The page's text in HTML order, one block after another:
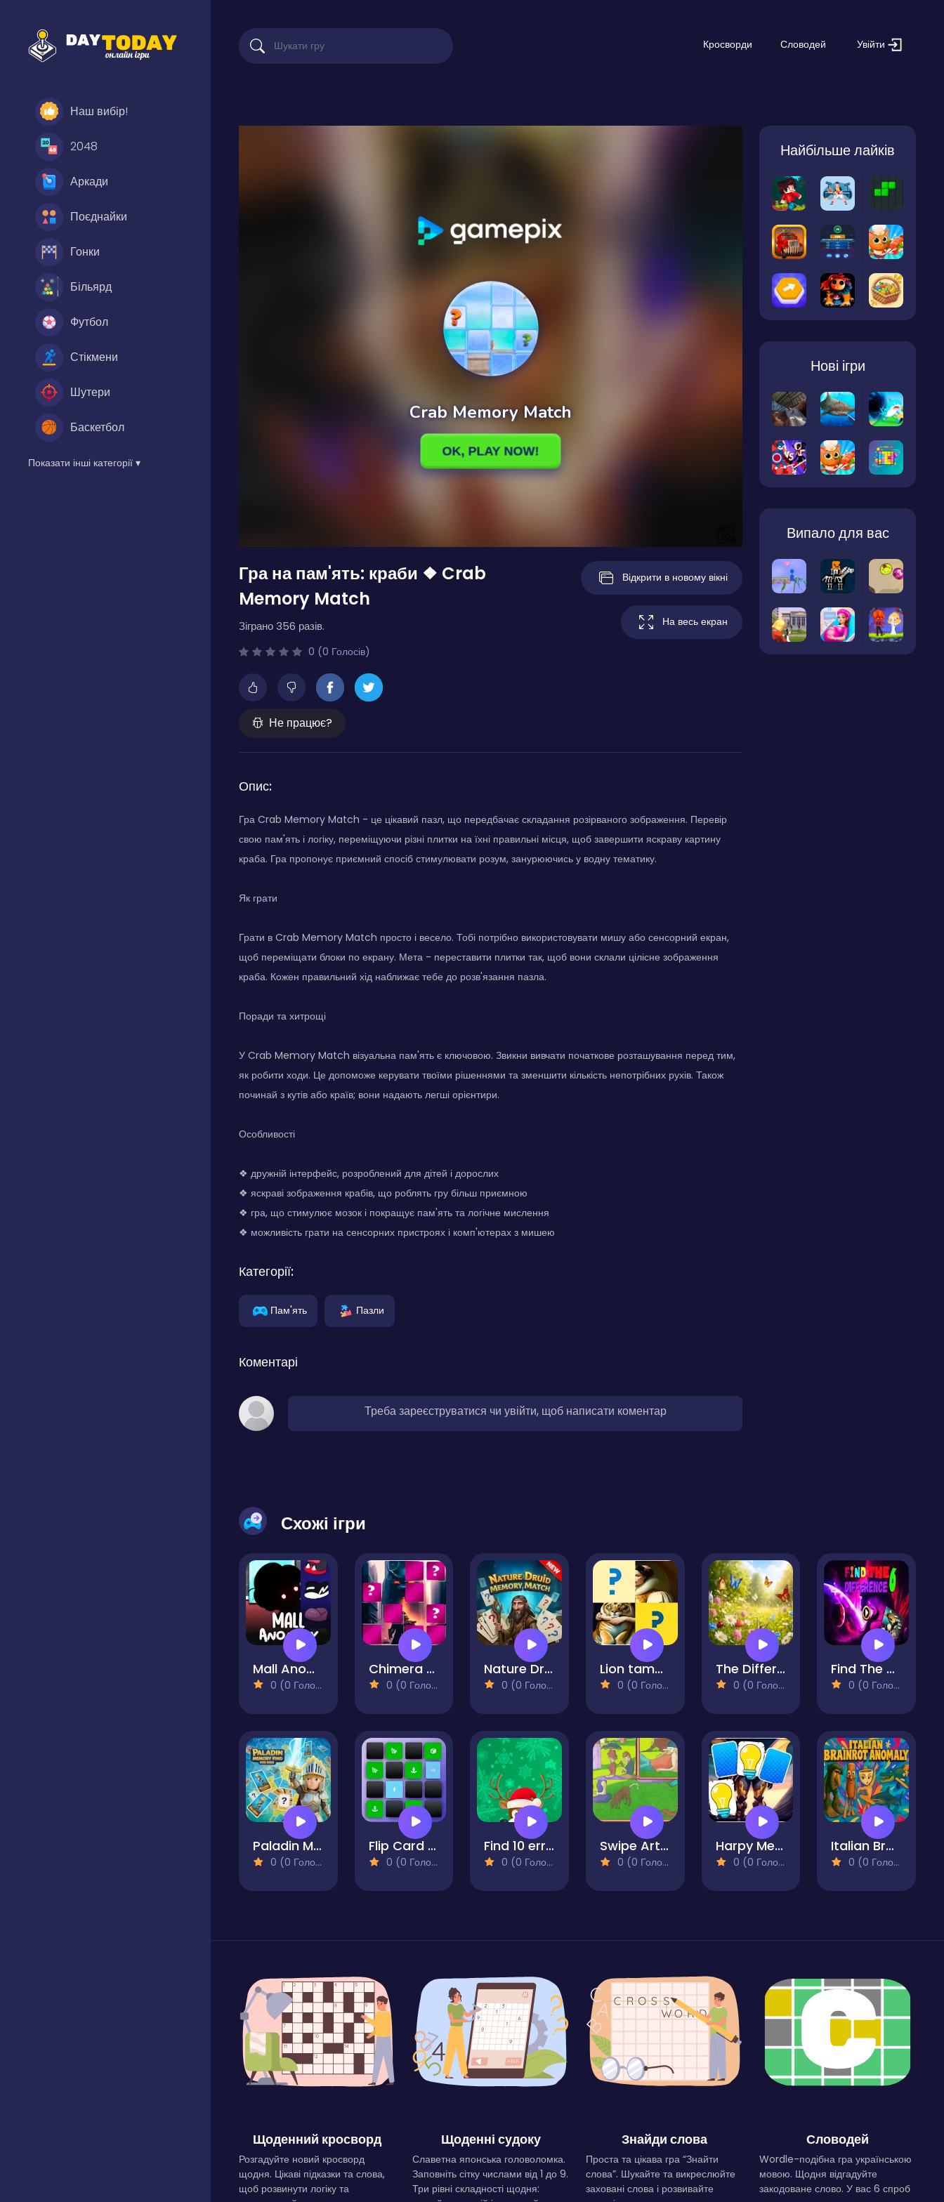
Наш вибір!
2048
Аркади
Поєднайки
Гонки
Більярд
Футбол
Стікмени
Шутери
Баскетбол
Показати інші категорії ▾
Кросворди Словодей Увійти
Гра на пам'ять: краби ❖ Crab
Memory Match
Зіграно 356 разів.
0 (0 Голосів)
Не працює?
Відкрити в новому вікні
На весь екран
Опис:
Гра Crab Memory Match - це цікавий пазл, що передбачає складання розірваного зображення. Перевір
свою пам'ять і логіку, переміщуючи різні плитки на їхні правильні місця, щоб завершити яскраву картину
краба. Гра пропонує приємний спосіб стимулювати розум, занурюючись у водну тематику.
Як грати
Грати в Crab Memory Match просто і весело. Тобі потрібно використовувати мишу або сенсорний екран,
щоб переміщати блоки по екрану. Мета - переставити плитки так, щоб вони склали цілісне зображення
краба. Кожен правильний хід наближає тебе до розв'язання пазла.
Поради та хитрощі
У Crab Memory Match візуальна пам'ять є ключовою. Звикни вивчати початкове розташування перед тим,
як робити ходи. Це допоможе керувати твоїми рішеннями та зменшити кількість непотрібних рухів. Також
починай з кутів або країв; вони надають легші орієнтири.
Особливості
❖ дружній інтерфейс, розроблений для дітей і дорослих
❖ яскраві зображення крабів, що роблять гру більш приємною
❖ гра, що стимулює мозок і покращує пам'ять та логічне мислення
❖ можливість грати на сенсорних пристроях і комп'ютерах з мишею
Категорії:
Пам'ять Пазли
Коментарі
Треба зареєструватися чи увійти, щоб написати коментар
Найбільше лайків
Нові ігри
Випало для вас
Схожі ігри
Mall Anomaly
0 (0 Голосів)
Chimera Memory Match
0 (0 Голосів)
Nature Druid Memory Match
0 (0 Голосів)
Lion tamer Memory Match
0 (0 Голосів)
The Difference
0 (0 Голосів)
Find The 6 Difference
0 (0 Голосів)
Paladin Memory Find for Kids
0 (0 Голосів)
Flip Card Memory
0 (0 Голосів)
Find 10 errors - CHRISTMAS
0 (0 Голосів)
Swipe Art Puzzle
0 (0 Голосів)
Harpy Memory Match
0 (0 Голосів)
Italian Brainrot Anomaly
0 (0 Голосів)
Щоденний кросворд
Розгадуйте новий кросворд
щодня. Цікаві підказки та слова,
щоб розвинути логіку та
Щоденні судоку
Славетна японська головоломка.
Заповніть сітку числами від 1 до 9.
Три рівні складності щодня:
Знайди слова
Проста та цікава гра “Знайти
слова”. Шукайте та викреслюйте
заховані слова і розвивайте
Словодей
Wordle-подібна гра українською
мовою. Щодня відгадуйте
закодоване слово. У вас 6 спроб